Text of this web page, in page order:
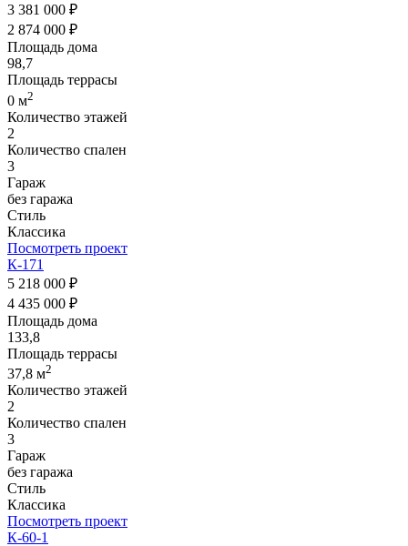
3 381 000 ₽
2 874 000 ₽
Площадь дома
98,7
Площадь террасы
0 м2
Количество этажей
2
Количество спален
3
Гараж
без гаража
Стиль
Классика
Посмотреть проект
К-171
5 218 000 ₽
4 435 000 ₽
Площадь дома
133,8
Площадь террасы
37,8 м2
Количество этажей
2
Количество спален
3
Гараж
без гаража
Стиль
Классика
Посмотреть проект
К-60-1